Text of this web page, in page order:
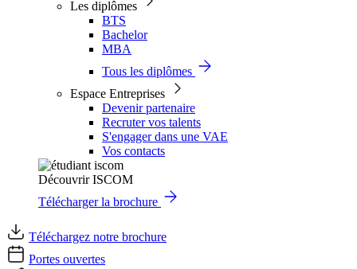
Les diplômes
BTS
Bachelor
MBA
Tous les diplômes
Espace Entreprises
Devenir partenaire
Recruter vos talents
S'engager dans une VAE
Vos contacts
Découvrir ISCOM
Télécharger la brochure
Téléchargez notre brochure
Portes ouvertes